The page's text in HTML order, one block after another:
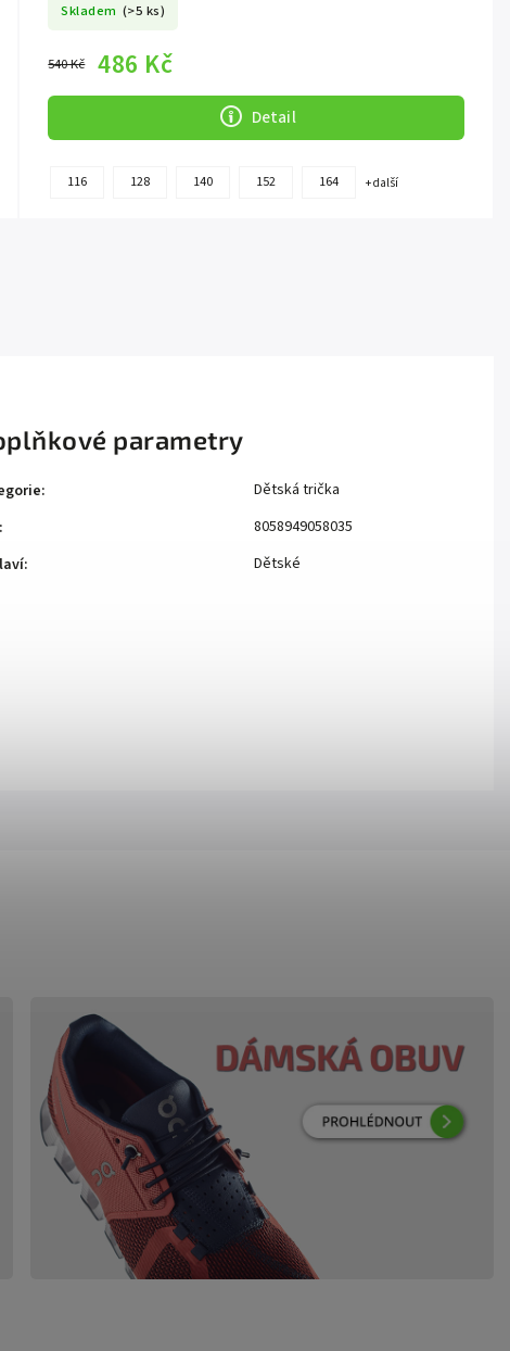
Skladem (>5 ks)
540 Kč 486 Kč
Detail
116 128 140 152 164 + další
parametry
:
Dětská trička
:
8058949058035
: Dětské